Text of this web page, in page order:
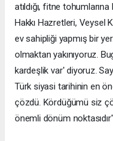
atıldığı, fitne
Hakkı Hazretleri, Veysel
ev sahipliği yapmış bir
olmaktan yakınıyoruz.
kardeşlik var' diyoruz.
Türk siyasi tarihinin en
çözdü. Kördüğümü siz
önemli dönüm